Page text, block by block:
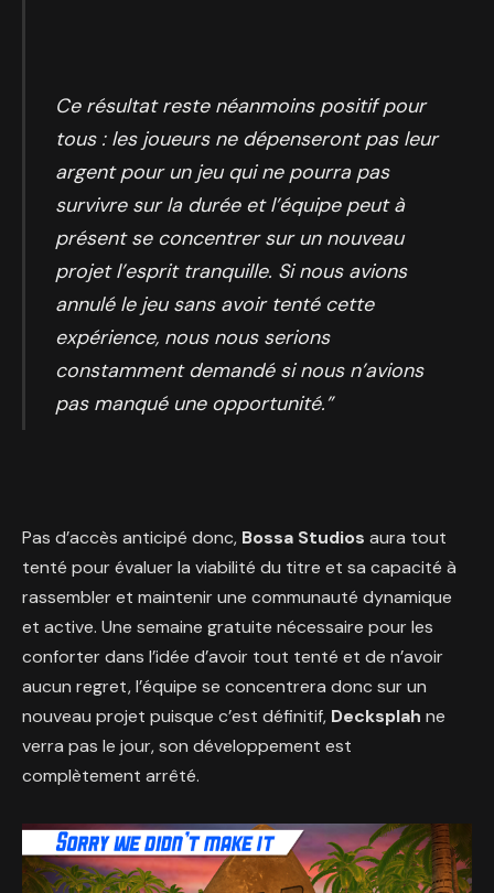
Ce résultat reste néanmoins positif pour
tous : les joueurs ne dépenseront pas leur
argent pour un jeu qui ne pourra pas
survivre sur la durée et l’équipe peut à
présent se concentrer sur un nouveau
projet l’esprit tranquille. Si nous avions
annulé le jeu sans avoir tenté cette
expérience, nous nous serions
constamment demandé si nous n’avions
pas manqué une opportunité.”
Pas d’accès anticipé donc, Bossa Studios aura tout
tenté pour évaluer la viabilité du titre et sa capacité à
rassembler et maintenir une communauté dynamique
et active. Une semaine gratuite nécessaire pour les
conforter dans l’idée d’avoir tout tenté et de n’avoir
aucun regret, l’équipe se concentrera donc sur un
nouveau projet puisque c’est définitif, Decksplah ne
verra pas le jour, son développement est
complètement arrêté.